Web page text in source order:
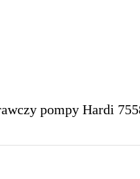
pompy Hardi